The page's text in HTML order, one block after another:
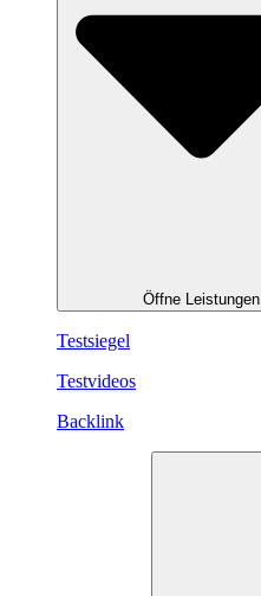
Öffne Leistungen
Testsiegel
Testvideos
Backlink